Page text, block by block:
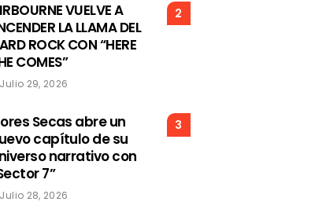
2
VUELVE A
LA LLAMA DEL
ROCK CON “HERE
COMES”
Julio 29, 2026
3
Secas abre un
capítulo de su
narrativo con
7”
Julio 28, 2026